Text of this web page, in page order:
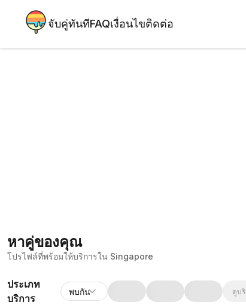
จับคู่ทันทีFAQเงื่อนไขติดต่อ
หาคู่ของคุณ
โปรไฟล์ที่พร้อมให้บริการใน Singapore
ประเภท
บริการ
พบกัน ดูบ